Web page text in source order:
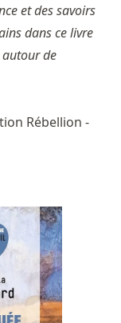
et des savoirs
dans ce livre
de
Rébellion -